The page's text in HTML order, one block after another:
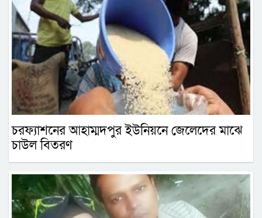
চরফ্যাশনের আহাম্মদপুর ইউনিয়নে জেলেদের মাঝে
চাউল বিতরণ